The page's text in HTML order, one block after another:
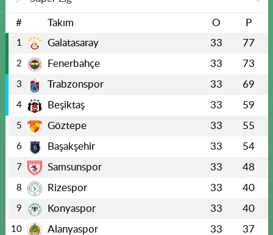
# Takım O P
1 Galatasaray 33 77
2 Fenerbahçe 33 73
3 Trabzonspor 33 69
4 Beşiktaş 33 59
5 Göztepe 33 55
6 Başakşehir 33 54
7 Samsunspor 33 48
8 Rizespor 33 40
9 Konyaspor 33 40
10 Alanyaspor 33 37